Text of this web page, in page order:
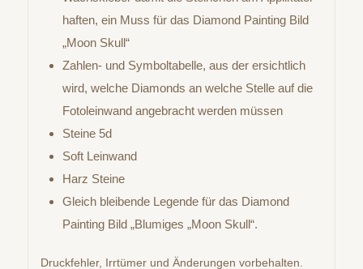
haften, ein Muss für das Diamond Painting Bild
„Moon Skull“
Zahlen- und Symboltabelle, aus der ersichtlich
wird, welche Diamonds an welche Stelle auf die
Fotoleinwand angebracht werden müssen
Steine 5d
Soft Leinwand
Harz Steine
Gleich bleibende Legende für das Diamond
Painting Bild „Blumiges „Moon Skull“.
Druckfehler, Irrtümer und Änderungen vorbehalten.